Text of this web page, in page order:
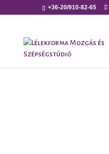
+36-20/910-82-65